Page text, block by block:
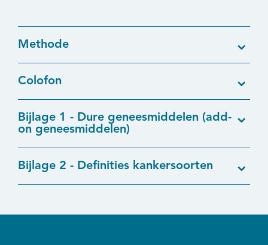
Methode
Colofon
Bijlage 1 - Dure geneesmiddelen (add-
on geneesmiddelen)
Bijlage 2 - Definities kankersoorten